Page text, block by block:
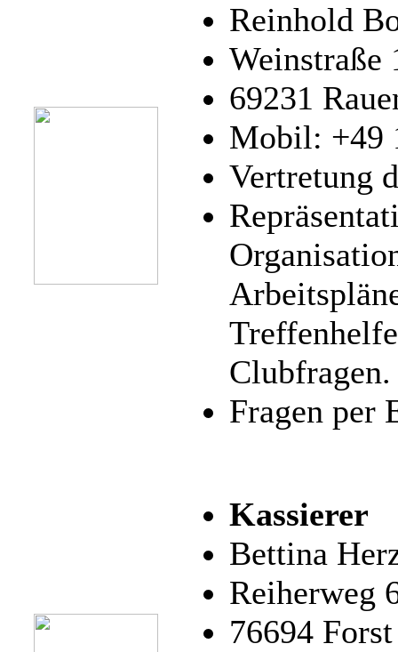
Reinhold
Weinstraße
69231
Mobil: +49
Vertretung
Clubfragen.
Fragen
Kassierer
Bettina
Reiherweg
76694 Forst